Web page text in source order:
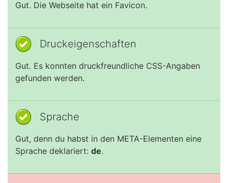
Gut. Die Webseite hat ein Favicon.
Druckeigenschaften
Gut. Es konnten druckfreundliche CSS-Angaben
gefunden werden.
Sprache
Gut, denn du habst in den META-Elementen eine
Sprache deklariert: de.